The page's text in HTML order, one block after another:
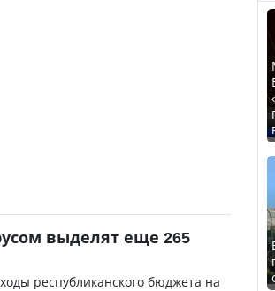
выделят еще 265
республиканского бюджета на